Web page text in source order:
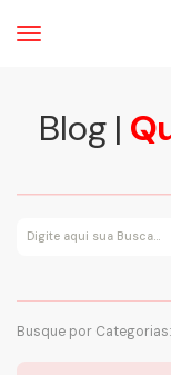
Blog |
Busque por Categorias: